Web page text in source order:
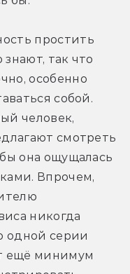
простить
так что
особенно
собой.
человек,
смотреть
она ощущалась
Впрочем,
никогда
одной серии
ещё минимум